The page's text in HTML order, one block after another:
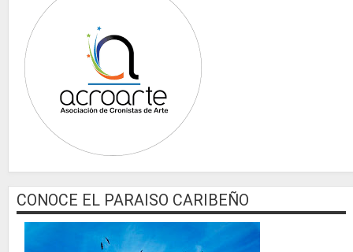
CONOCE EL PARAISO CARIBEÑO